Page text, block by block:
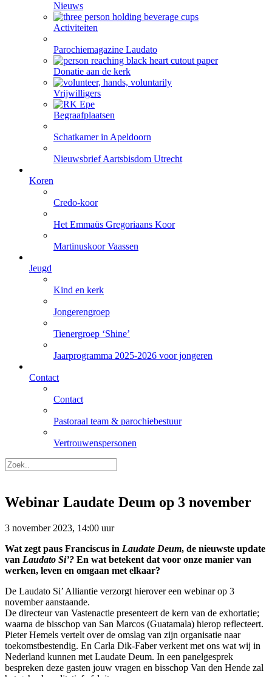
Nieuws
Activiteiten
Parochiemagazine Laudato
Donatie aan de kerk
Vrijwilligers
Begraafplaatsen
Schatkamer in Apeldoorn
Nieuwsbrief Aartsbisdom Utrecht
Koren
Credo-koor
Het Emmaüs Gregoriaans Koor
Martinuskoor Vaassen
Jeugd
Kind en kerk
Jongerengroep
Tienergroep ‘Shine’
Jaarprogramma 2025-2026 voor jongeren
Contact
Contact
Pastoraal team & parochiebestuur
Vertrouwenspersonen
Webinar Laudate Deum op 3 november
3 november 2023, 14:00 uur
Wat zegt paus Franciscus in Laudate Deum, de nieuwste update
van Laudato Si’? En wat betekent dat voor onze manier van
werken, leven en omgaan met elkaar?
De Laudato Si’ Alliantie verzorgt hierover een webinar op 3
november aanstaande.
De directeur van Vastenactie presenteert de kern van de exhortatie;
waarna de bisschop van San Marcos (Guatamala) hierop reflecteert.
Pieter Hemels vertelt over de omslag van zijn organisatie naar
toekomstbestendig. En Carla Dik-Faber verkent met ons wat wij in
Nederland kunnen met Laudate Deum. In een panelgesprek
bespreken deze gasten jouw vragen en bisschop Van den Hende zal